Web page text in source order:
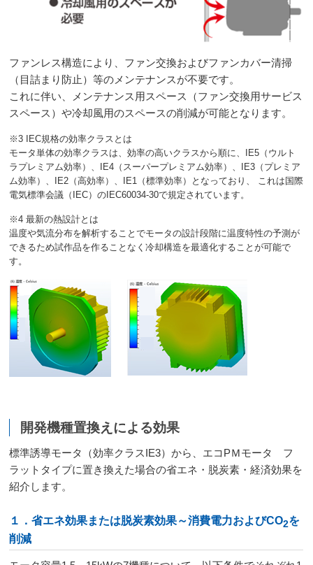
ファンレス構造により、ファン交換およびファンカバー清掃
（目詰まり防止）等のメンテナンスが不要です。
これに伴い、メンテナンス用スペース（ファン交換用サービス
スペース）や冷却風用のスペースの削減が可能となります。
※3 IEC規格の効率クラスとは
モータ単体の効率クラスは、効率の高いクラスから順に、IE5（ウルト
ラプレミアム効率）、IE4（スーパープレミアム効率）、IE3（プレミア
ム効率）、IE2（高効率）、IE1（標準効率）となっており、 これは国際
電気標準会議（IEC）のIEC60034-30で規定されています。
※4 最新の熱設計とは
温度や気流分布を解析することでモータの設計段階に温度特性の予測が
できるため試作品を作ることなく冷却構造を最適化することが可能で
す。
開発機種置換えによる効果
標準誘導モータ（効率クラスIE3）から、エコPＭモータ フ
ラットタイプに置き換えた場合の省エネ・脱炭素・経済効果を
紹介します。
１．省エネ効果または脱炭素効果～消費電力およびCO2を
削減